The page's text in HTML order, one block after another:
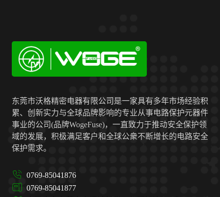
东莞市沃格精密电器有限公司是一家具有多年市场经验积
累、创新实力与全球品牌影响的专业从事电路保护元器件
事业的公司(品牌WogeFuse)，一直致力于推动安全保护领
域的发展，积极满足客户和全球公衆不断增长的电路安全
保护需求。
0769-85041876
0769-85041877